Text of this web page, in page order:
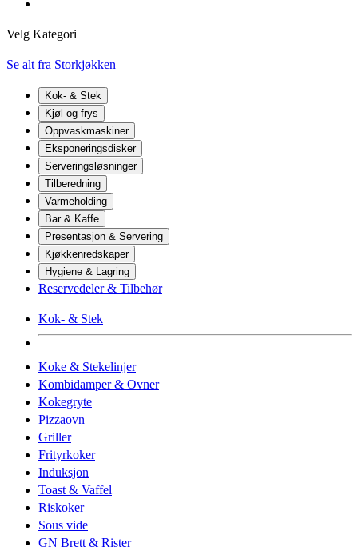
Velg Kategori
Se alt fra Storkjøkken
Kok- & Stek
Kjøl og frys
Oppvaskmaskiner
Eksponeringsdisker
Serveringsløsninger
Tilberedning
Varmeholding
Bar & Kaffe
Presentasjon & Servering
Kjøkkenredskaper
Hygiene & Lagring
Reservedeler & Tilbehør
Kok- & Stek
Koke & Stekelinjer
Kombidamper & Ovner
Kokegryte
Pizzaovn
Griller
Frityrkoker
Induksjon
Toast & Vaffel
Riskoker
Sous vide
GN Brett & Rister